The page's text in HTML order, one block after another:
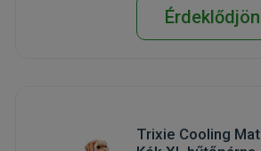
Érdeklődjön
Trixie Cooling Mat